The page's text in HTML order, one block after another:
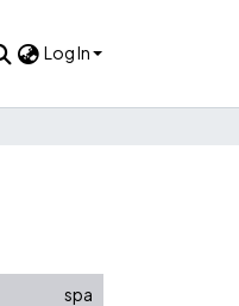
Log In
spa